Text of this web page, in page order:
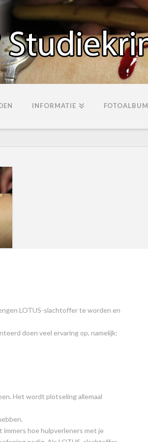
INFORMATIE FOTOALBUM
LOTUS-slachtoffer te worden en
doen veel ervaring op, namelijk:
Het wordt plotseling allemaal
immers hoe hulpverleners met je